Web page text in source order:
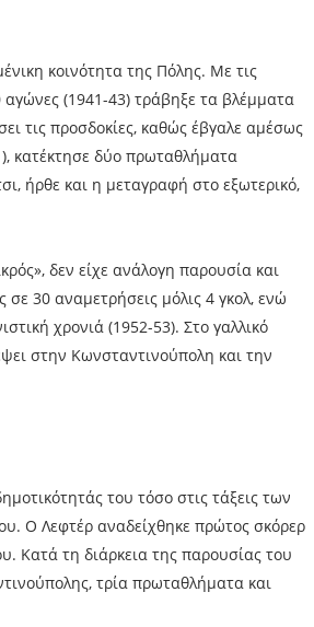
κοινότητα της Πόλης. Με τις
αγώνες (1941-43) τράβηξε τα βλέμματα
τις προσδοκίες, καθώς έβγαλε αμέσως
κατέκτησε δύο πρωταθλήματα
ήρθε και η μεταγραφή στο εξωτερικό,
δεν είχε ανάλογη παρουσία και
30 αναμετρήσεις μόλις 4 γκολ, ενώ
χρονιά (1952-53). Στο γαλλικό
στην Κωνσταντινούπολη και την
του τόσο στις τάξεις των
Ο Λεφτέρ αναδείχθηκε πρώτος σκόρερ
Κατά τη διάρκεια της παρουσίας του
τρία πρωταθλήματα και